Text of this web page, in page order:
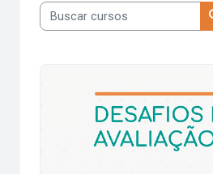
Buscar cursos